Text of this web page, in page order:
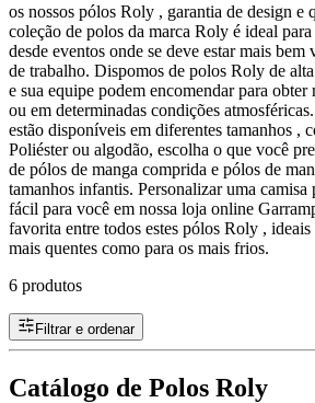
os nossos pólos Roly , garantia de design e
coleção de polos da marca Roly é ideal
desde eventos onde se deve estar mais bem
de trabalho. Dispomos de polos Roly de
e sua equipe podem encomendar para
ou em determinadas condições
estão disponíveis em diferentes tamanhos ,
Poliéster ou algodão, escolha o que você
de pólos de manga comprida e pólos de
tamanhos infantis. Personalizar uma
fácil para você em nossa loja online
favorita entre todos estes pólos Roly , ideais
mais quentes como para os mais frios.
6 produtos
Filtrar e ordenar
Catálogo de Polos Roly